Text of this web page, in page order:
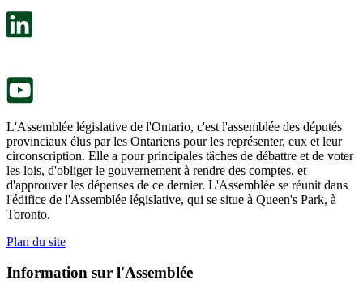
L'Assemblée législative de l'Ontario, c'est l'assemblée des députés
provinciaux élus par les Ontariens pour les représenter, eux et leur
circonscription. Elle a pour principales tâches de débattre et de voter
les lois, d'obliger le gouvernement à rendre des comptes, et
d'approuver les dépenses de ce dernier. L'Assemblée se réunit dans
l'édifice de l'Assemblée législative, qui se situe à Queen's Park, à
Toronto.
Plan du site
Information sur l'Assemblée